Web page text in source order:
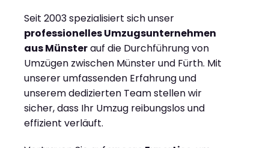
Seit 2003 spezialisiert sich unser
professionelles Umzugsunternehmen
aus Münsterauf die Durchführung von
Umzügen zwischen Münster und Fürth. Mit
unserer umfassenden Erfahrung und
unserem dedizierten Team stellen wir
sicher, dass Ihr Umzug reibungslos und
effizient verläuft.